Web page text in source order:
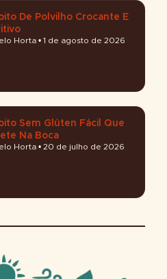
De Polvilho Crocante E
Horta 1 de agosto de 2026
Sem Glúten Fácil Que
Na Boca
Horta 20 de julho de 2026